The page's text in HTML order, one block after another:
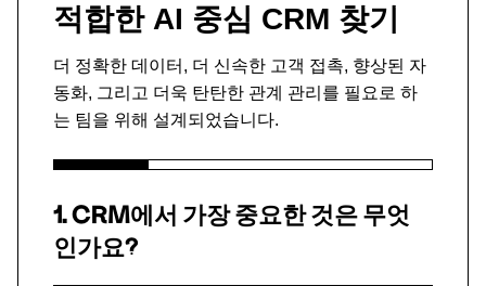
적합한 AI 중심 CRM 찾기
더 정확한 데이터, 더 신속한 고객 접촉, 향상된 자
동화, 그리고 더욱 탄탄한 관계 관리를 필요로 하
는 팀을 위해 설계되었습니다.
1. CRM에서 가장 중요한 것은 무엇
인가요?